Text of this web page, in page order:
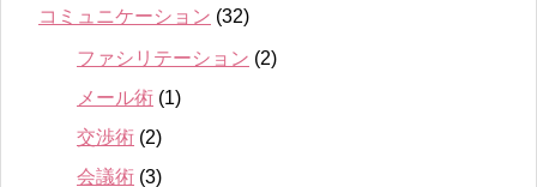
コミュニケーション (32)
ファシリテーション (2)
メール術 (1)
交渉術 (2)
会議術 (3)